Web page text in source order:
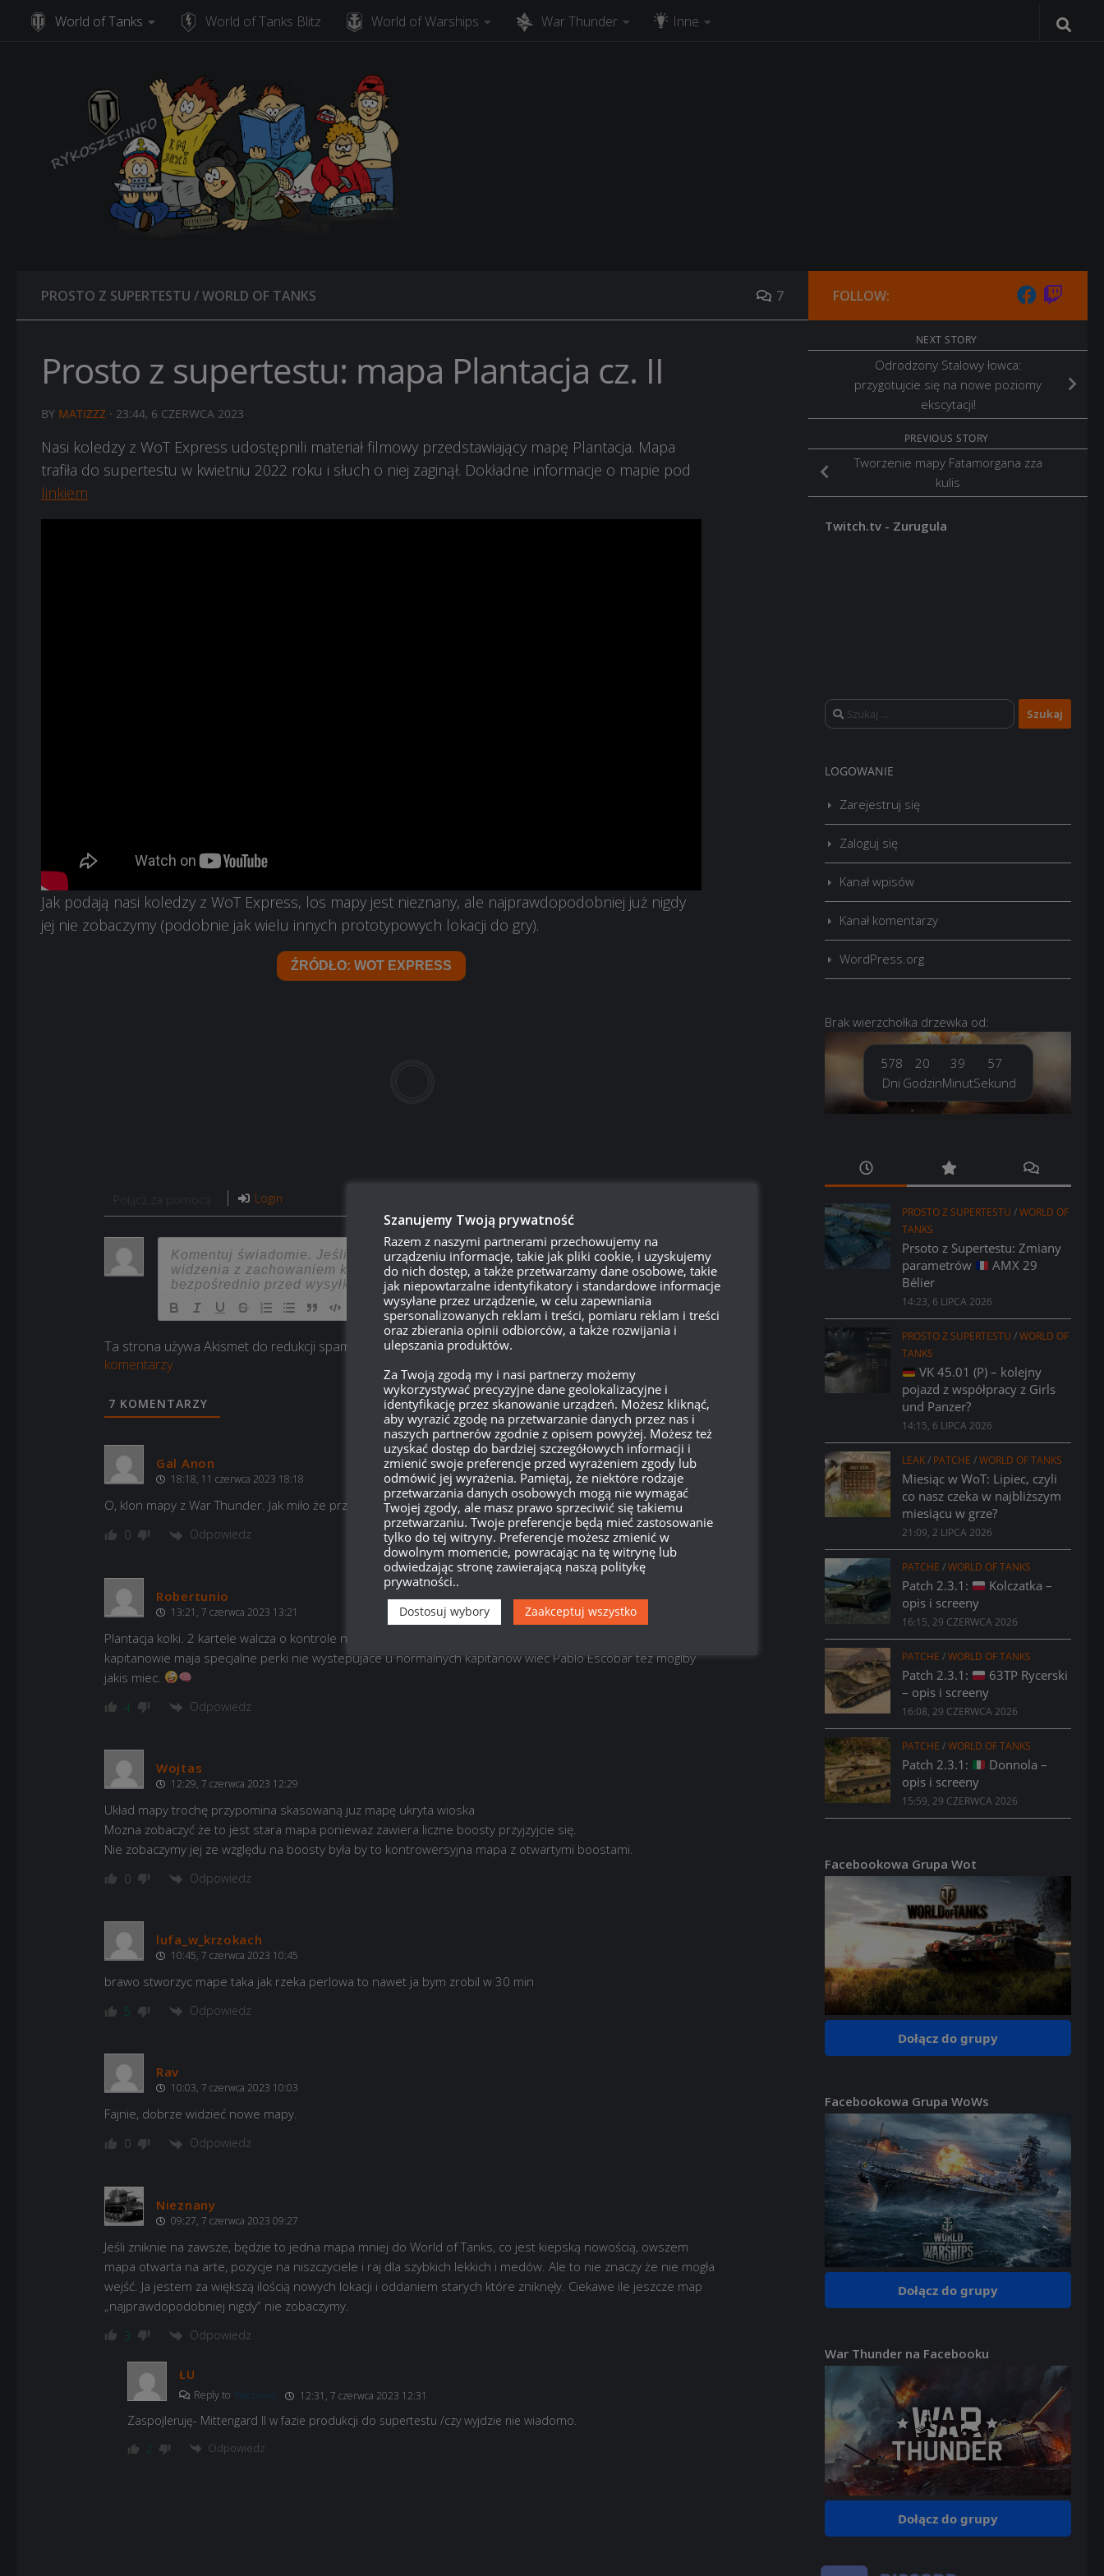
Skip to content
World of Tanks World of Tanks Blitz World of Warships War Thunder Inne
PROSTO Z SUPERTESTU /WORLD OF TANKS 7
Prosto z supertestu: mapa Plantacja cz. II
BY MATIZZZ · 23:44, 6 CZERWCA 2023
Nasi koledzy z WoT Express udostępnili materiał filmowy przedstawiający mapę Plantacja. Mapa
trafiła do supertestu w kwietniu 2022 roku i słuch o niej zaginął. Dokładne informacje o mapie pod
linkiem
Jak podają nasi koledzy z WoT Express, los mapy jest nieznany, ale najprawdopodobniej już nigdy
jej nie zobaczymy (podobnie jak wielu innych prototypowych lokacji do gry).
ŹRÓDŁO: WOT EXPRESS
Login
{} [+]
Ta strona używa Akismet do redukcji spamu.
Dowiedz się, w jaki sposób przetwarzane są dane Twoich
komentarzy.
7 KOMENTARZY
Gal Anon
18:18, 11 czerwca 2023 18:18
O, klon mapy z War Thunder. Jak miło że przyznają się otwarcie do porażki
0 Odpowiedz
Robertunio
13:21, 7 czerwca 2023 13:21
Plantacja kolki. 2 kartele walcza o kontrole nad plantacja. Unikalny dowodca Pablo Escobar. W WOWS niektorzy
kapitanowie maja specjalne perki nie wystepujace u normalnych kapitanow wiec Pablo Escobar tez moglby
jakis miec.
4 Odpowiedz
Wojtas
12:29, 7 czerwca 2023 12:29
Układ mapy trochę przypomina skasowaną juz mapę ukryta wioska
Mozna zobaczyć że to jest stara mapa poniewaz zawiera liczne boosty przyjzyjcie się.
Nie zobaczymy jej ze względu na boosty była by to kontrowersyjna mapa z otwartymi boostami.
0 Odpowiedz
lufa_w_krzokach
10:45, 7 czerwca 2023 10:45
brawo stworzyc mape taka jak rzeka perlowa to nawet ja bym zrobil w 30 min
5 Odpowiedz
Rav
10:03, 7 czerwca 2023 10:03
Fajnie, dobrze widzieć nowe mapy.
0 Odpowiedz
Nieznany
09:27, 7 czerwca 2023 09:27
Jeśli zniknie na zawsze, będzie to jedna mapa mniej do World of Tanks, co jest kiepską nowością, owszem
mapa otwarta na arte, pozycje na niszczyciele i raj dla szybkich lekkich i medów. Ale to nie znaczy że nie mogła
wejść. Ja jestem za większą ilością nowych lokacji i oddaniem starych które zniknęły. Ciekawe ile jeszcze map
„najprawdopodobniej nigdy” nie zobaczymy.
3 Odpowiedz
ŁU
Reply to Nieznany 12:31, 7 czerwca 2023 12:31
Zaspojleruję- Mittengard II w fazie produkcji do supertestu /czy wyjdzie nie wiadomo.
2 Odpowiedz
FOLLOW:
NEXT STORY
Odrodzony Stalowy łowca:
przygotujcie się na nowe poziomy
ekscytacji!
PREVIOUS STORY
Tworzenie mapy Fatamorgana zza
kulis
Twitch.tv - Zurugula
Szukaj:
LOGOWANIE
Zarejestruj się
Zaloguj się
Kanał wpisów
Kanał komentarzy
WordPress.org
Brak wierzchołka drzewka od:
578
Dni
20
Godzin
39
Minut
58
Sekund
PROSTO Z SUPERTESTU /WORLD OF
TANKS
Prsoto z Supertestu: Zmiany
parametrów
AMX 29
Bélier
14:23, 6 LIPCA 2026
PROSTO Z SUPERTESTU /WORLD OF
TANKS
VK 45.01 (P) – kolejny
pojazd z współpracy z Girls
und Panzer?
14:15, 6 LIPCA 2026
LEAK/ PATCHE /WORLD OF TANKS
Miesiąc w WoT: Lipiec, czyli
co nasz czeka w najbliższym
miesiącu w grze?
21:09, 2 LIPCA 2026
PATCHE /WORLD OF TANKS
Patch 2.3.1:
Kolczatka –
opis i screeny
16:15, 29 CZERWCA 2026
PATCHE /WORLD OF TANKS
Patch 2.3.1:
63TP Rycerski
– opis i screeny
16:08, 29 CZERWCA 2026
PATCHE /WORLD OF TANKS
Patch 2.3.1:
Donnola –
opis i screeny
15:59, 29 CZERWCA 2026
Facebookowa Grupa Wot
Dołącz do grupy
Facebookowa Grupa WoWs
Dołącz do grupy
War Thunder na Facebooku
Dołącz do grupy
Szanujemy Twoją prywatność
Razem z naszymi partnerami przechowujemy na
urządzeniu informacje, takie jak pliki cookie, i uzyskujemy
do nich dostęp, a także przetwarzamy dane osobowe, takie
jak niepowtarzalne identyfikatory i standardowe informacje
wysyłane przez urządzenie, w celu zapewniania
spersonalizowanych reklam i treści, pomiaru reklam i treści
oraz zbierania opinii odbiorców, a także rozwijania i
ulepszania produktów.
Za Twoją zgodą my i nasi partnerzy możemy
wykorzystywać precyzyjne dane geolokalizacyjne i
identyfikację przez skanowanie urządzeń. Możesz kliknąć,
aby wyrazić zgodę na przetwarzanie danych przez nas i
naszych partnerów zgodnie z opisem powyżej. Możesz też
uzyskać dostęp do bardziej szczegółowych informacji i
zmienić swoje preferencje przed wyrażeniem zgody lub
odmówić jej wyrażenia. Pamiętaj, że niektóre rodzaje
przetwarzania danych osobowych mogą nie wymagać
Twojej zgody, ale masz prawo sprzeciwić się takiemu
przetwarzaniu. Twoje preferencje będą mieć zastosowanie
tylko do tej witryny. Preferencje możesz zmienić w
dowolnym momencie, powracając na tę witrynę lub
odwiedzając stronę zawierającą naszą politykę
prywatności..
Dostosuj wybory Zaakceptuj wszystko